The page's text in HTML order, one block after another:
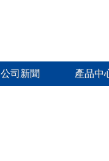
公司新聞 產品中